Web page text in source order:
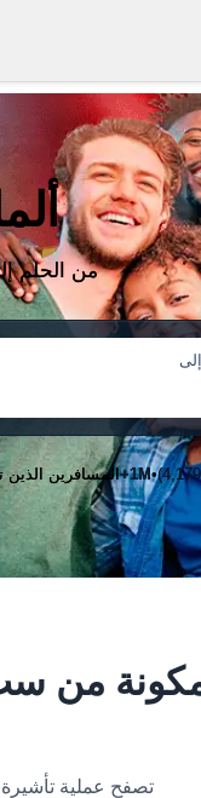
من الحلم
•
1M+ المسافرين الذين
من
تصفح عملية تأشيرة